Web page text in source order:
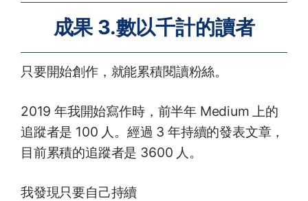
成果 3.數以千計的讀者
只要開始創作，就能累積閱讀粉絲。
2019 年我開始寫作時，前半年 Medium 上的
追蹤者是 100 人。經過 3 年持續的發表文章，
目前累積的追蹤者是 3600 人。
我發現只要自己持續